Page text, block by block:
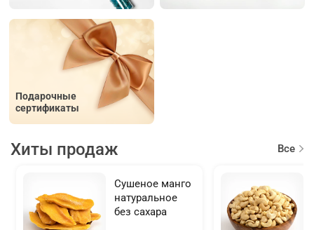
Подарочные
сертификаты
Хиты продаж
Все
Сушеное манго
натуральное
без сахара